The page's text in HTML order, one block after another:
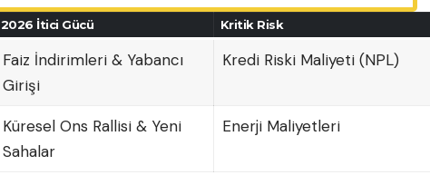
2026 İtici Gücü Kritik Risk
Faiz İndirimleri & Yabancı
Girişi
Kredi Riski Maliyeti (NPL)
Küresel Ons Rallisi & Yeni
Sahalar
Enerji Maliyetleri